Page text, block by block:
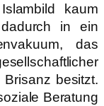
kaum
in ein
das
besitzt.
Beratung